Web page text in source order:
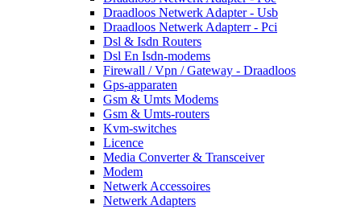
Draadloos Netwerk Adapter - Usb
Draadloos Netwerk Adapterr - Pci
Dsl & Isdn Routers
Dsl En Isdn-modems
Firewall / Vpn / Gateway - Draadloos
Gps-apparaten
Gsm & Umts Modems
Gsm & Umts-routers
Kvm-switches
Licence
Media Converter & Transceiver
Modem
Netwerk Accessoires
Netwerk Adapters